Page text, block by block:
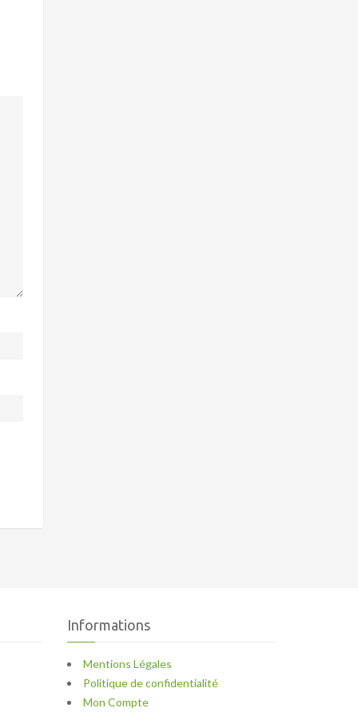
Informations
Mentions Légales
Politique de confidentialité
Mon Compte